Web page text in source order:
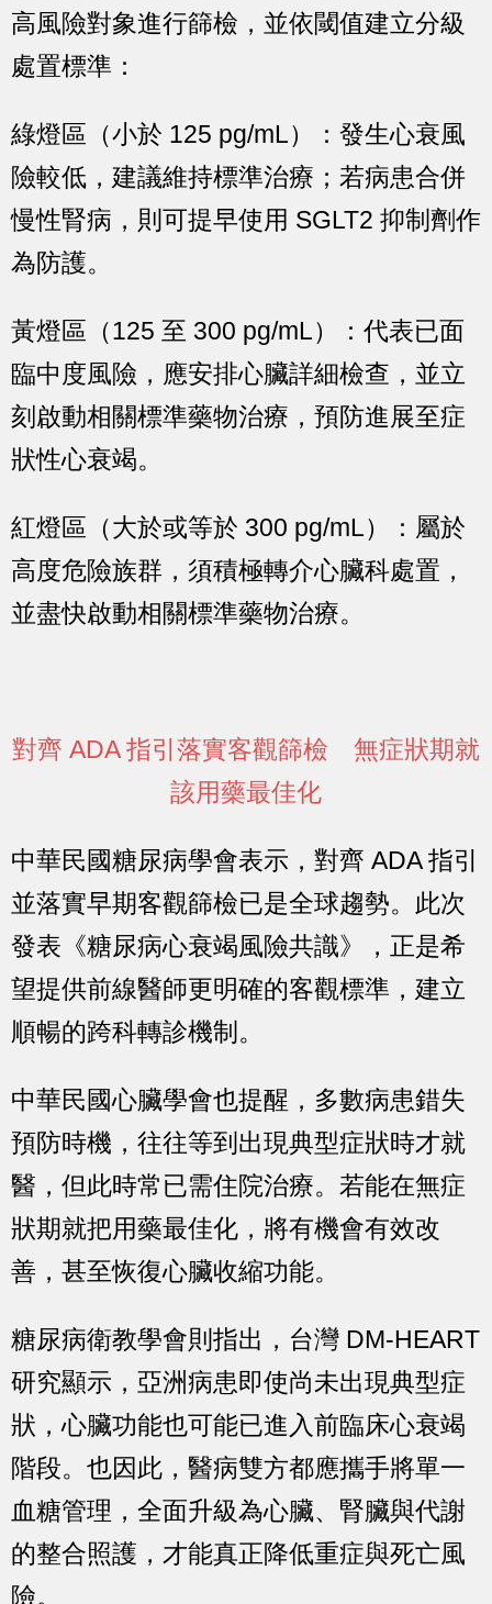
高風險對象進行篩檢，並依閾值建立分級
處置標準：
綠燈區（小於 125 pg/mL）
：發生心衰風
險較低，建議維持標準治療；若病患合併
慢性腎病，則可提早使用 SGLT2 抑制劑作
為防護。
黃燈區（125 至 300 pg/mL）
：代表已面
臨中度風險，應安排心臟詳細檢查，並立
刻啟動相關標準藥物治療，預防進展至症
狀性心衰竭。
紅燈區（大於或等於 300 pg/mL）
：屬於
高度危險族群，須積極轉介心臟科處置，
並盡快啟動相關標準藥物治療。
對齊 ADA 指引落實客觀篩檢 無症狀期就
該用藥最佳化
中華民國糖尿病學會表示，對齊 ADA 指引
並落實早期客觀篩檢已是全球趨勢。此次
發表《糖尿病心衰竭風險共識》，正是希
望提供前線醫師更明確的客觀標準，建立
順暢的跨科轉診機制。
中華民國心臟學會也提醒，多數病患錯失
預防時機，往往等到出現典型症狀時才就
醫，但此時常已需住院治療。 若能在無症
狀期就把用藥最佳化，將有機會有效改
善，甚至恢復心臟收縮功能。
糖尿病衛教學會則指出，台灣 DM-HEART
研究顯示，亞洲病患即使尚未出現典型症
狀，心臟功能也可能已進入前臨床心衰竭
階段。也因此，醫病雙方都應攜手將單一
血糖管理，全面升級為心臟、腎臟與代謝
的整合照護 ，才能真正降低重症與死亡風
險。